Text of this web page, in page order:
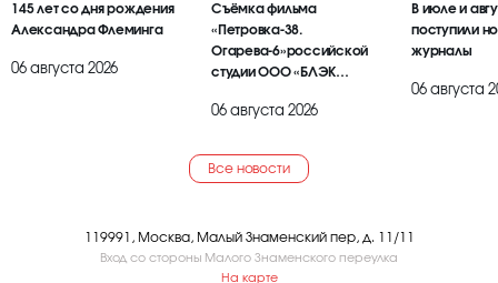
145 лет со дня рождения
Александра Флеминга
06 августа 2026
Съёмка фильма
«Петровка-38.
Огарева-6»российской
студии ООО «БЛЭК
06 августа 2026
В июле и
поступили
журналы
06 августа
Все новости
119991, Москва, Малый Знаменский пер, д. 11/11
Вход со стороны Малого Знаменского переулка
На карте